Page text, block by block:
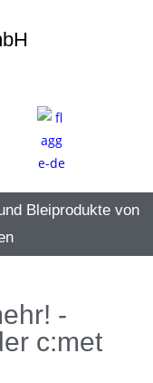
Bleiprodukte von
-
c:met